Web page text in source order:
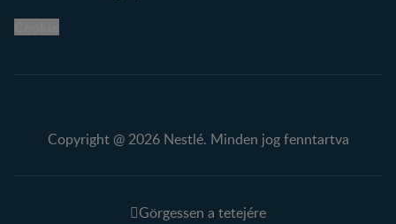
Copyright @ 2026 Nestlé. Minden jog fenntartva
Görgessen a tetejére